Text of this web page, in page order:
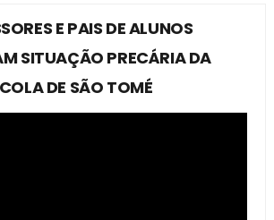
E PAIS DE ALUNOS
SITUAÇÃO PRECÁRIA DA
DE SÃO TOMÉ